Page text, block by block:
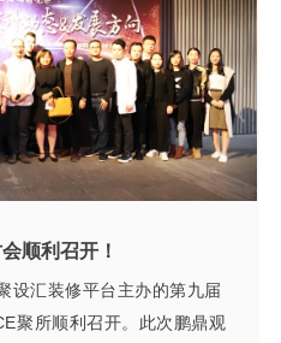
顺利召开！
设汇装修平台主办的第九届
聚所顺利召开。此次鹏鼎观